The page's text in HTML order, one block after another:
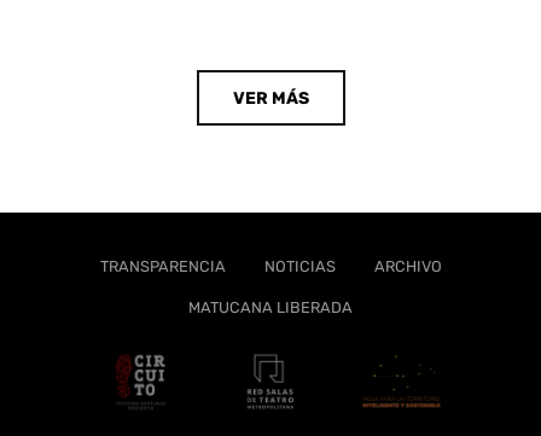
VER MÁS
TRANSPARENCIA NOTICIAS ARCHIVO
MATUCANA LIBERADA